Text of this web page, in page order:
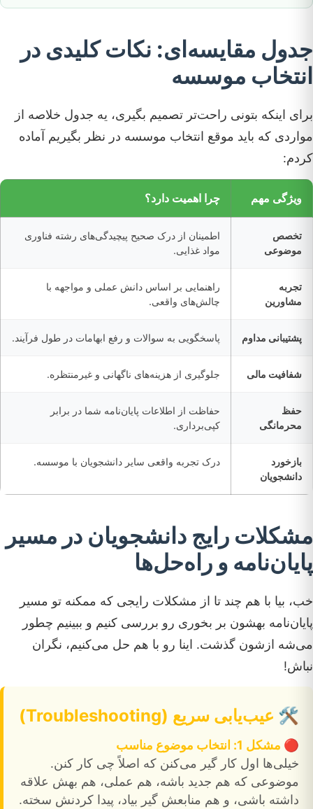
جدول مقایسه‌ای: نکات کلیدی در
انتخاب موسسه
برای اینکه بتونی راحت‌تر تصمیم بگیری، یه جدول خلاصه از
مواردی که باید موقع انتخاب موسسه در نظر بگیریم آماده
کردم:
ویژگی مهم چرا اهمیت دارد؟
تخصص
موضوعی
اطمینان از درک صحیح پیچیدگی‌های رشته فناوری
مواد غذایی.
تجربه
مشاورین
راهنمایی بر اساس دانش عملی و مواجهه با
چالش‌های واقعی.
پشتیبانی مداوم پاسخگویی به سوالات و رفع ابهامات در طول فرآیند.
شفافیت مالی جلوگیری از هزینه‌های ناگهانی و غیرمنتظره.
حفظ
محرمانگی
حفاظت از اطلاعات پایان‌نامه شما در برابر
کپی‌برداری.
بازخورد
دانشجویان
درک تجربه واقعی سایر دانشجویان با موسسه.
مشکلات رایج دانشجویان در مسیر
پایان‌نامه و راه‌حل‌ها
خب، بیا با هم چند تا از مشکلات رایجی که ممکنه تو مسیر
پایان‌نامه بهشون بر بخوری رو بررسی کنیم و ببینیم چطور
می‌شه ازشون گذشت. اینا رو با هم حل می‌کنیم، نگران
نباش!
🛠️ عیب‌یابی سریع (Troubleshooting)
🔴 مشکل 1: انتخاب موضوع مناسب
خیلی‌ها اول کار گیر می‌کنن که اصلاً چی کار کنن.
موضوعی که هم جدید باشه، هم عملی، هم بهش علاقه
داشته باشی، و هم منابعش گیر بیاد، پیدا کردنش سخته.